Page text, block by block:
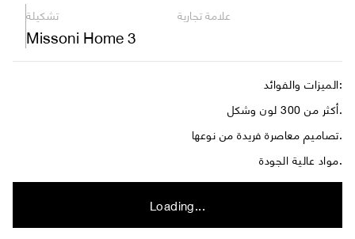
تشكيلة
Missoni Home 3
علامة تجارية
الميزات والفوائد:
أكثر من 300 لون وشكل.
تصاميم معاصرة فريدة من نوعها.
مواد عالية الجودة.
Loading...